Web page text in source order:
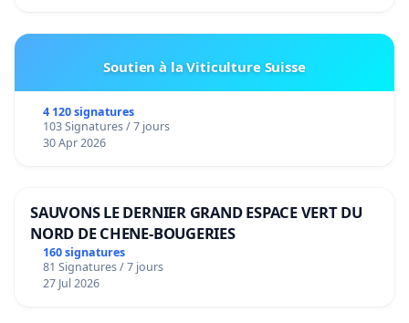
Soutien à la Viticulture Suisse
4 120 signatures
103 Signatures / 7 jours
30 Apr 2026
SAUVONS LE DERNIER GRAND ESPACE VERT DU
NORD DE CHENE-BOUGERIES
160 signatures
81 Signatures / 7 jours
27 Jul 2026